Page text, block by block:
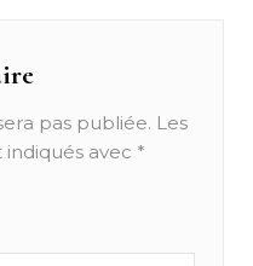
pas publiée. Les
avec *